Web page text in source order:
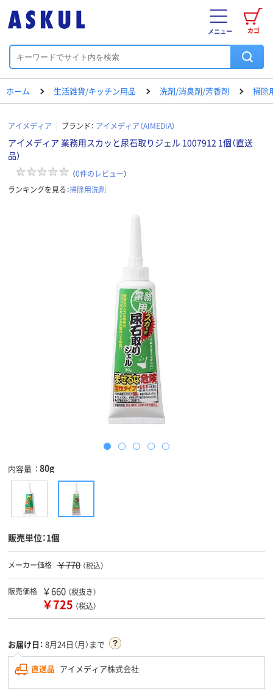
カゴ
メニュー
ホーム 生活雑貨/キッチン用品 洗剤/消臭剤/芳香剤 掃除
アイメディア ブランド： アイメディア（AIMEDIA）
アイメディア 業務用スカッと尿石取りジェル 1007912 1個（直送
品）
（0件のレビュー）
ランキングを見る：掃除用洗剤
内容量 80g
販売単位：1個
メーカー価格 ￥770 （税込）
販売価格 ￥660 （税抜き）
￥725 （税込）
お届け日： 8月24日（月）まで
直送品 アイメディア株式会社